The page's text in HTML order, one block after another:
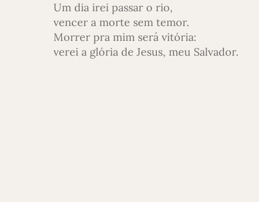
Um dia irei passar o rio,
vencer a morte sem temor.
Morrer pra mim será vitória:
verei a glória de Jesus, meu Salvador.